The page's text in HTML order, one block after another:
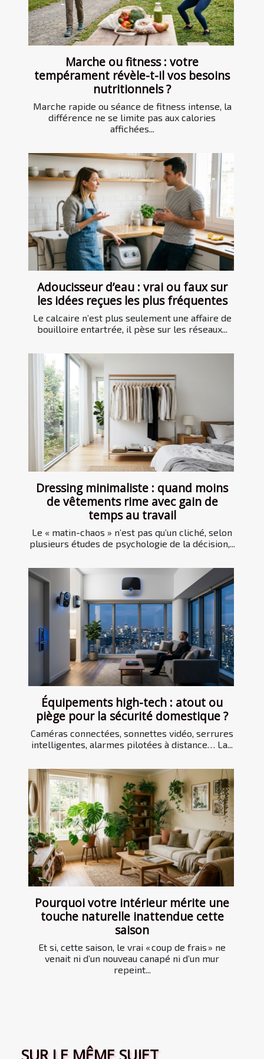
Marche ou fitness : votre
tempérament révèle-t-il vos besoins
nutritionnels ?
Marche rapide ou séance de fitness intense, la
différence ne se limite pas aux calories
affichées...
Adoucisseur d’eau : vrai ou faux sur
les idées reçues les plus fréquentes
Le calcaire n’est plus seulement une affaire de
bouilloire entartrée, il pèse sur les réseaux...
Dressing minimaliste : quand moins
de vêtements rime avec gain de
temps au travail
Le « matin-chaos » n’est pas qu’un cliché, selon
plusieurs études de psychologie de la décision,...
Équipements high-tech : atout ou
piège pour la sécurité domestique ?
Caméras connectées, sonnettes vidéo, serrures
intelligentes, alarmes pilotées à distance… La...
Pourquoi votre intérieur mérite une
touche naturelle inattendue cette
saison
Et si, cette saison, le vrai « coup de frais » ne
venait ni d’un nouveau canapé ni d’un mur
repeint...